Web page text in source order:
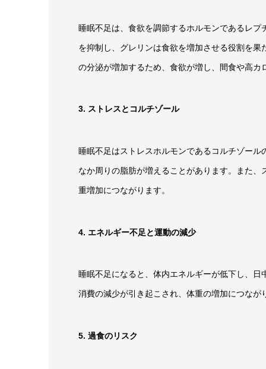
睡眠不足は、食欲を調節するホルモンであるレ
を抑制し、グレリンは食欲を増加させる役割を
の分泌が増加するため、食欲が増し、間食や高
3. ストレスとコルチゾール
睡眠不足はストレスホルモンであるコルチゾー
なか周りの脂肪が増えることがあります。また
重増加につながります。
4. エネルギー不足と運動の減少
睡眠不足になると、体内エネルギーが低下し、
消費の減少が引き起こされ、体重の増加につなが
5. 過食のリスク